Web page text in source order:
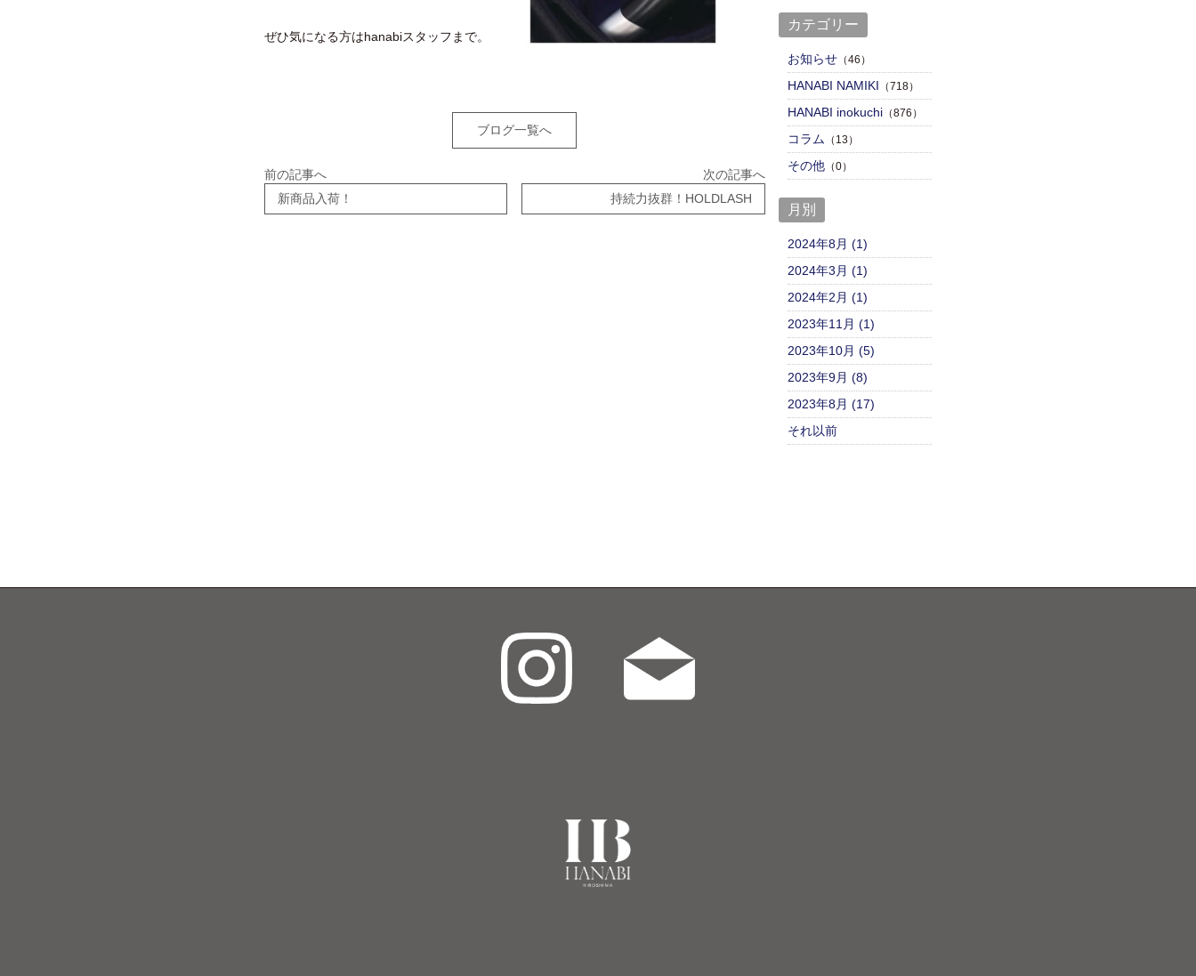
ぜひ気になる方はhanabiスタッフまで。
ブログ一覧へ
前の記事へ
新商品入荷！
次の記事へ
持続力抜群！HOLDLASH
カテゴリー
お知らせ（46）
HANABI NAMIKI （718）
HANABI inokuchi（876）
コラム （13）
その他（0）
月別
2024年8月 (1)
2024年3月 (1)
2024年2月 (1)
2023年11月 (1)
2023年10月 (5)
2023年9月 (8)
2023年8月 (17)
それ以前